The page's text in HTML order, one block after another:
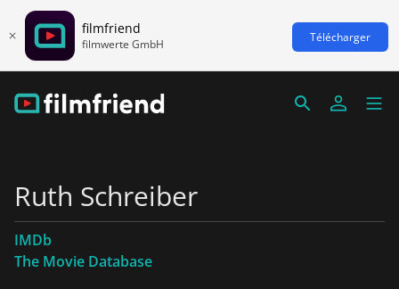
filmfriend
filmwerte GmbH Télécharger
Ruth Schreiber
IMDb
The Movie Database